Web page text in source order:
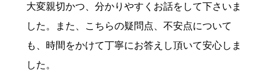
大変親切かつ、分かりやすくお話をして下さいま
した。また、こちらの疑問点、不安点について
も、時間をかけて丁寧にお答えし頂いて安心しま
した。